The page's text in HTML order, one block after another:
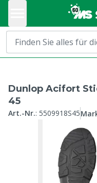
Dunlop Acifort
45
Art.-Nr.: 5509918S45